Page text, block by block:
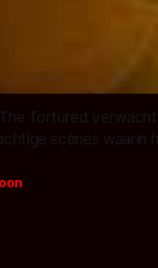
Tortured
scènes waarin